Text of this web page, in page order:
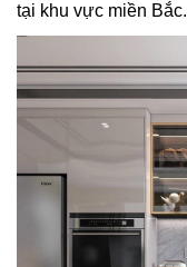
tại khu vực miền Bắc.